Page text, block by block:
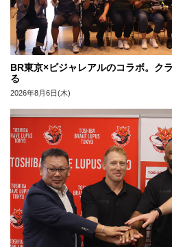
BR東京×ビジャレアルのコラボ。ク
る
2026年8月6日(木)